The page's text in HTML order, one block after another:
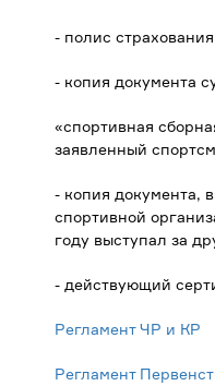
- полис
- копия документа
«спортивная
заявленный
- копия документа,
спортивной
году выступал за
- действующий
Регламент ЧР и КР
Регламент